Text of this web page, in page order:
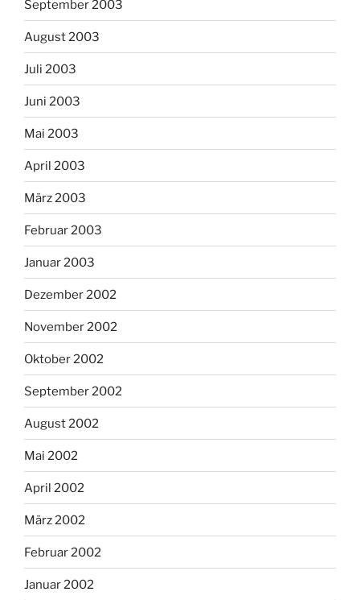
September 2003
August 2003
Juli 2003
Juni 2003
Mai 2003
April 2003
März 2003
Februar 2003
Januar 2003
Dezember 2002
November 2002
Oktober 2002
September 2002
August 2002
Mai 2002
April 2002
März 2002
Februar 2002
Januar 2002